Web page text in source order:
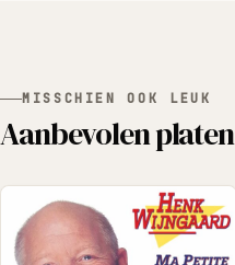
MISSCHIEN OOK LEUK
Aanbevolen platen